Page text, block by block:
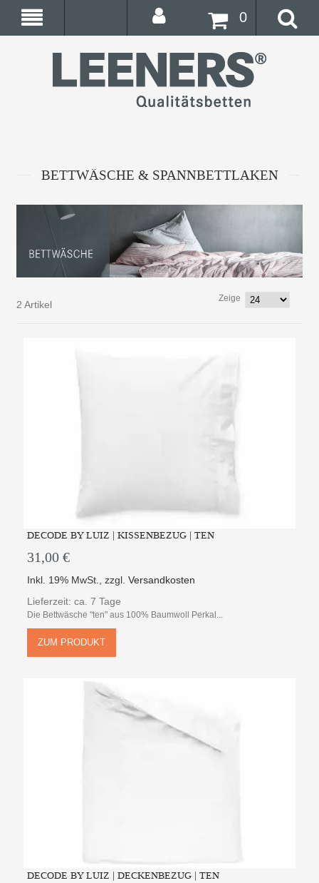
0
BETTWÄSCHE & SPANNBETTLAKEN
2 Artikel
Zeige
DECODE BY LUIZ | KISSENBEZUG | TEN
31,00 €
Inkl. 19% MwSt. ,zzgl.Versandkosten
Lieferzeit: ca. 7 Tage
Die Bettwäsche "ten" aus 100% Baumwoll Perkal...
ZUM PRODUKT
DECODE BY LUIZ | DECKENBEZUG | TEN